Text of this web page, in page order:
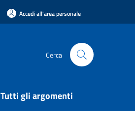
Accedi all'area personale
Cerca
Tutti gli argomenti